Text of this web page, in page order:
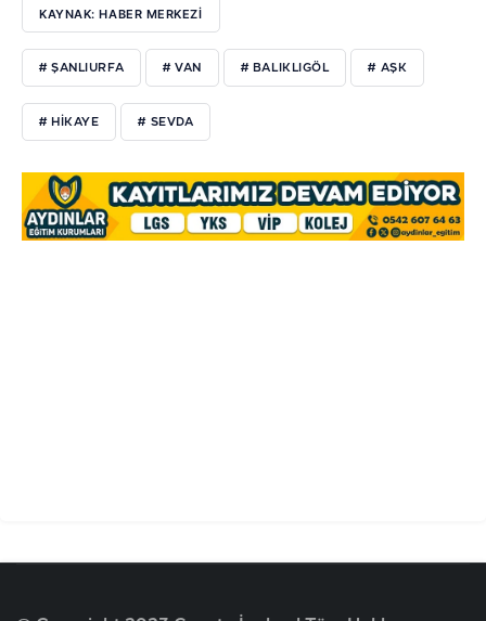
KAYNAK: HABER MERKEZİ
# ŞANLIURFA # VAN # BALIKLIGÖL # AŞK
# HİKAYE # SEVDA